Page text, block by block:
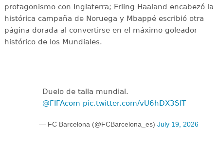
protagonismo con Inglaterra; Erling Haaland encabezó la
histórica campaña de Noruega y Mbappé escribió otra
página dorada al convertirse en el máximo goleador
histórico de los Mundiales.
Duelo de talla mundial.
@FIFAcom pic.twitter.com/vU6hDX3SlT
— FC Barcelona (@FCBarcelona_es) July 19, 2026